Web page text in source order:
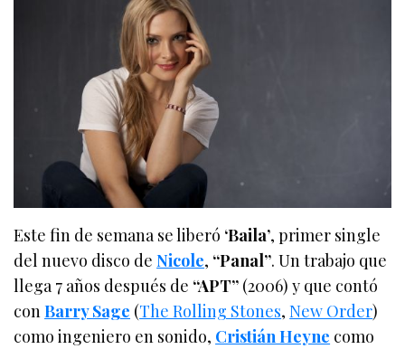
Este fin de semana se liberó ‘Baila’, primer single
del nuevo disco deNicole, “Panal”. Un trabajo que
llega 7 años después de “APT” (2006) y que contó
conBarry Sage (The Rolling Stones,New Order)
como ingeniero en sonido, Cristián Heyne como